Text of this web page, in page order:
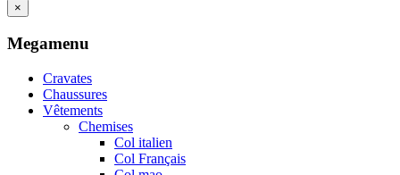
×
Megamenu
Cravates
Chaussures
Vêtements
Chemises
Col italien
Col Français